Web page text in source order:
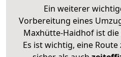
Ein weiterer
Vorbereitung eines
Maxhütte-Haidhof ist die
Es ist wichtig, eine